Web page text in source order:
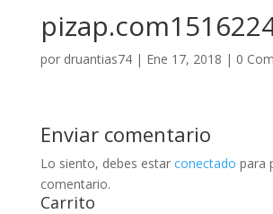
por druantias74| Ene 17, 2018 | 0
Enviar comentario
Lo siento, debes estar conectado para
comentario.
Carrito